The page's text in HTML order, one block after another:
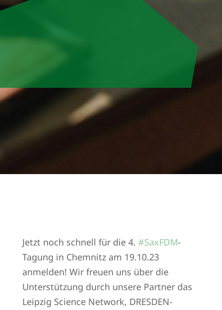
Jetzt noch schnell für die 4. #SaxFDM-
Tagung in Chemnitz am 19.10.23
anmelden! Wir freuen uns über die
Unterstützung durch unsere Partner das
Leipzig Science Network, DRESDEN-